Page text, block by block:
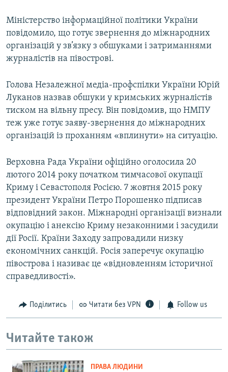
Міністерство інформаційної політики України
повідомило, що готує звернення до міжнародних
організацій у зв’язку з обшуками і затриманнями
журналістів на півострові.
Голова Незалежної медіа-профспілки України Юрій
Луканов назвав обшуки у кримських журналістів
тиском на вільну пресу. Він повідомив, що НМПУ
теж уже готує заяву-звернення до міжнародних
організацій із проханням «вплинути» на ситуацію.
Верховна Рада України офіційно оголосила 20
лютого 2014 року початком тимчасової окупації
Криму і Севастополя Росією. 7 жовтня 2015 року
президент України Петро Порошенко підписав
відповідний закон. Міжнародні організації визнали
окупацію і анексію Криму незаконними і засудили
дії Росії. Країни Заходу запровадили низку
економічних санкцій. Росія заперечує окупацію
півострова і називає це «відновленням історичної
справедливості».
Поділитись Читати без VPN Follow us
Читайте також
ПРАВА ЛЮДИНИ